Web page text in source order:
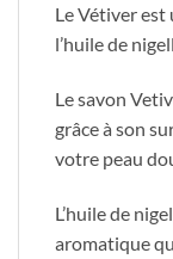
Le Vétiver est
l’huile de
Le savon
grâce à son
votre peau
L’huile de
aromatique